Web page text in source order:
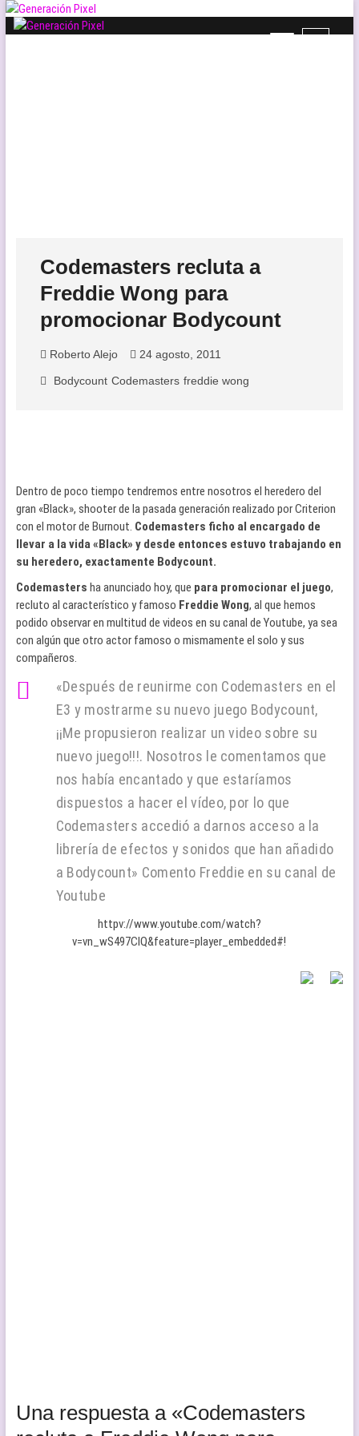
Saltar
B
Codemasters recluta a
Freddie Wong para
promocionar Bodycount
Roberto Alejo 24 agosto, 2011
Bodycount Codemasters freddie wong
Dentro de poco tiempo tendremos entre nosotros el heredero del
gran «Black», shooter de la pasada generación realizado por Criterion
con el motor de Burnout. Codemasters ficho al encargado de
llevar a la vida «Black» y desde entonces estuvo trabajando en
su heredero, exactamente Bodycount.
Codemasters ha anunciado hoy, que para promocionar el juego,
recluto al característico y famoso Freddie Wong, al que hemos
podido observar en multitud de videos en su canal de Youtube, ya sea
con algún que otro actor famoso o mismamente el solo y sus
compañeros.
«Después de reunirme con Codemasters en el
E3 y mostrarme su nuevo juego Bodycount,
¡¡Me propusieron realizar un video sobre su
nuevo juego!!!. Nosotros le comentamos que
nos había encantado y que estaríamos
dispuestos a hacer el vídeo, por lo que
Codemasters accedió a darnos acceso a la
librería de efectos y sonidos que han añadido
a Bodycount» Comento Freddie en su canal de
Youtube
httpv://www.youtube.com/watch?
v=vn_wS497CIQ&feature=player_embedded#!
Una respuesta a «Codemasters